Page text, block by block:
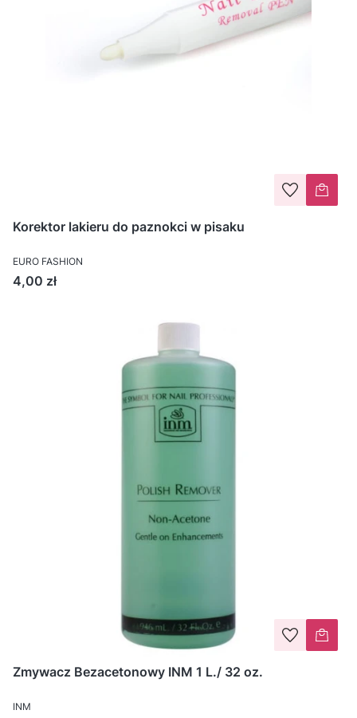
Korektor lakieru do paznokci w pisaku
EURO FASHION
Cena
4,00 zł
Zmywacz Bezacetonowy INM 1 L./ 32 oz.
INM